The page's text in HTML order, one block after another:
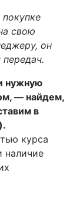
свою
он
нужную
— найдем,
в
курса
наличие